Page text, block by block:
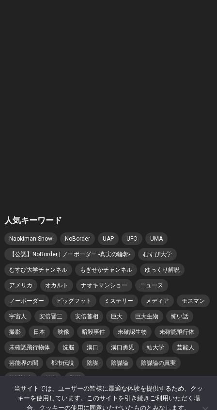
人気キーワード
Naokiman Show NoBorder UAP UFO UMA
【公認】NoBorder | ノーボーダー -真実の輪郭- むすび大学
むすび大学チャンネル もぎせかチャンネル ゆっくり解説
アメリカ オカルト ナオキマンショー ニュース
ノーボーダー ビッグフット ミステリー メディア モスマン
宇宙人 安倍晋三 安倍首相 巨大 巨大生物 怖い話
撮影 日本 映像 暗殺事件 未確認生物 未確認飛行体
未確認飛行物体 洗脳 溝口 溝口勇児 結大学 芸能人
芸能界の闇 都市伝説 陰謀 陰謀論 陰謀論の真実
当サイトでは、ユーザーの皆様に最適な体験を提供するため、クッ
キーを使用しています。このサイトを引き続きご利用いただく場
合、クッキーの使用に同意いただいたものとみなします。